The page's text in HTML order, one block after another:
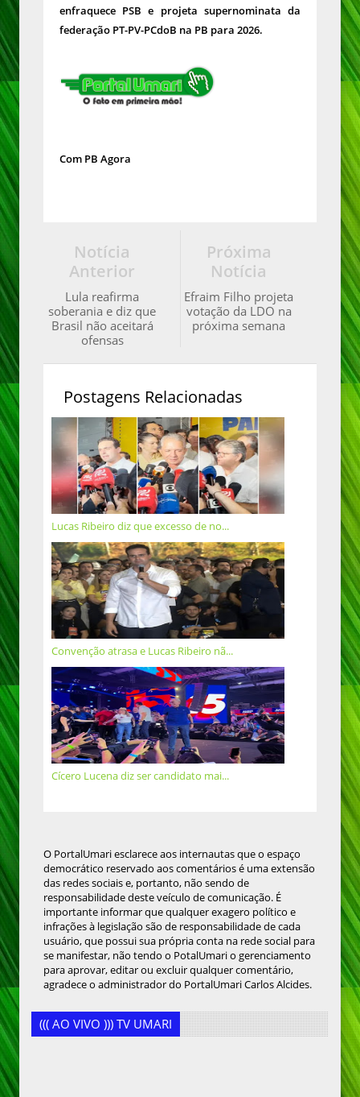
enfraquece PSB e projeta supernominata da
federação PT-PV-PCdoB na PB para 2026.
Com PB Agora
Próxima
Notícia
Efraim Filho projeta
votação da LDO na
próxima semana
Notícia
Anterior
Lula reafirma
soberania e diz que
Brasil não aceitará
ofensas
Postagens Relacionadas
Lucas Ribeiro diz que excesso de no...
Convenção atrasa e Lucas Ribeiro nã...
Cícero Lucena diz ser candidato mai...
O PortalUmari esclarece aos internautas que o espaço
democrático reservado aos comentários é uma extensão
das redes sociais e, portanto, não sendo de
responsabilidade deste veículo de comunicação. É
importante informar que qualquer exagero político e
infrações à legislação são de responsabilidade de cada
usuário, que possui sua própria conta na rede social para
se manifestar, não tendo o PotalUmari o gerenciamento
para aprovar, editar ou excluir qualquer comentário,
agradece o administrador do PortalUmari Carlos Alcides.
((( AO VIVO ))) TV UMARI